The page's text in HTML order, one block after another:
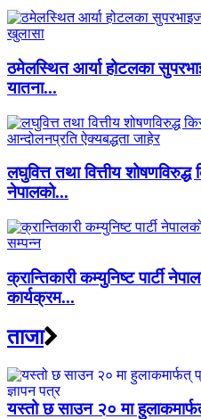
ठमेलस्थित आर्या होटलका
यातना...
लघुवित्त तथा वित्तीय
नेपालको...
क्रान्तिकारी कम्युनिष्ट पार्टी
कार्यक्रम...
ताजा
यस्तो छ साउन २० मा